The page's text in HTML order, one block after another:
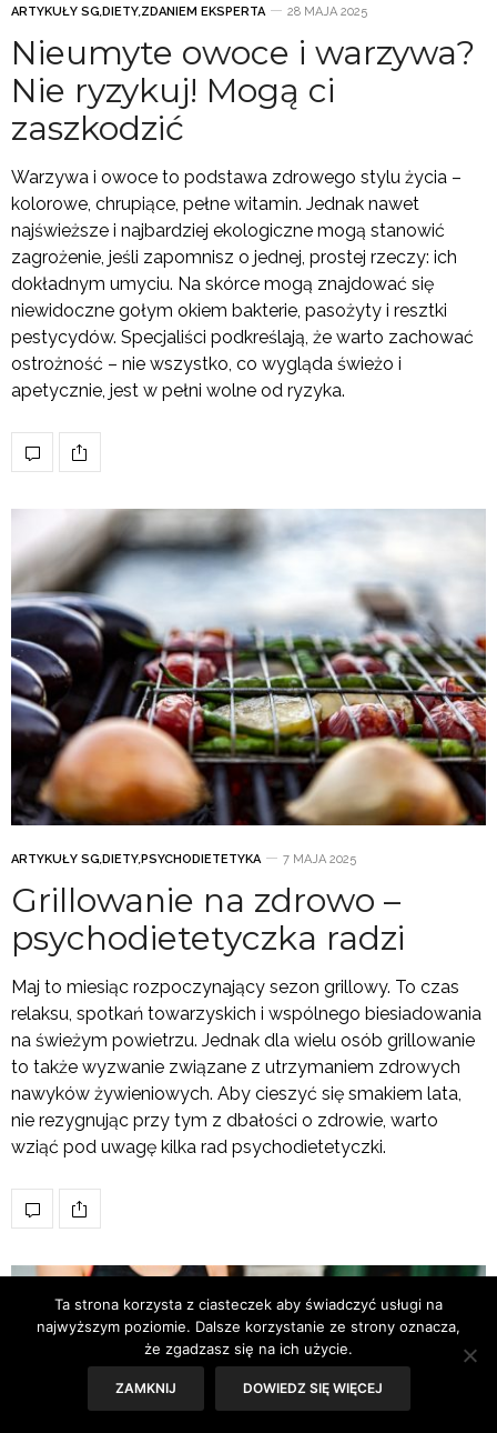
ARTYKUŁY SG,DIETY,ZDANIEM EKSPERTA 28 MAJA 2025
Nieumyte owoce i warzywa?
Nie ryzykuj! Mogą ci
zaszkodzić
Warzywa i owoce to podstawa zdrowego stylu życia –
kolorowe, chrupiące, pełne witamin. Jednak nawet
najświeższe i najbardziej ekologiczne mogą stanowić
zagrożenie, jeśli zapomnisz o jednej, prostej rzeczy: ich
dokładnym umyciu. Na skórce mogą znajdować się
niewidoczne gołym okiem bakterie, pasożyty i resztki
pestycydów. Specjaliści podkreślają, że warto zachować
ostrożność – nie wszystko, co wygląda świeżo i
apetycznie, jest w pełni wolne od ryzyka.
ARTYKUŁY SG,DIETY,PSYCHODIETETYKA 7 MAJA 2025
Grillowanie na zdrowo –
psychodietetyczka radzi
Maj to miesiąc rozpoczynający sezon grillowy. To czas
relaksu, spotkań towarzyskich i wspólnego biesiadowania
na świeżym powietrzu. Jednak dla wielu osób grillowanie
to także wyzwanie związane z utrzymaniem zdrowych
nawyków żywieniowych. Aby cieszyć się smakiem lata,
nie rezygnując przy tym z dbałości o zdrowie, warto
wziąć pod uwagę kilka rad psychodietetyczki.
Ta strona korzysta z ciasteczek aby świadczyć usługi na
najwyższym poziomie. Dalsze korzystanie ze strony oznacza,
że zgadzasz się na ich użycie.
ZAMKNIJ DOWIEDZ SIĘ WIĘCEJ